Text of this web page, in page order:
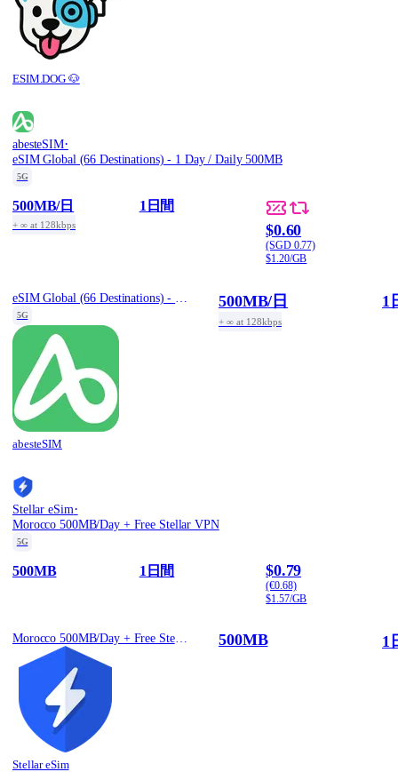
ESIM.DOG 🐶
abesteSIM·
eSIM Global (66 Destinations) - 1 Day / Daily 500MB
5G
500MB/日
+ ∞ at 128kbps
1日間
$0.60
(SGD 0.77)
$1.20/GB
5G
abesteSIM
500MB/日
+ ∞ at 128kbps
1
Stellar eSim·
Morocco 500MB/Day + Free Stellar VPN
5G
500MB 1日間 $0.79
(€0.68)
$1.57/GB
Morocco 500MB/Day + Free Stellar VPN
Stellar eSim
500MB 1